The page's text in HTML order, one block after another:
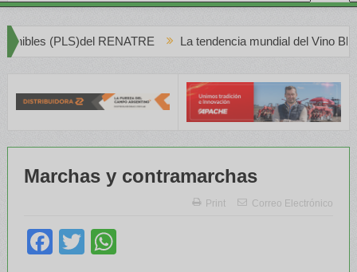
La tendencia mundial del Vino Blanco en Creciente
Marchas y contramarchas
Print Correo Electrónico
Facebook
Twitter